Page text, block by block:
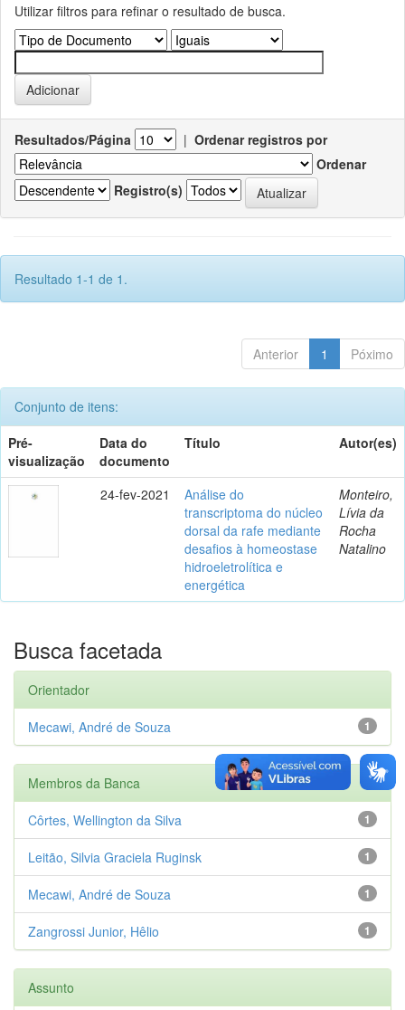
Utilizar filtros para refinar o resultado de busca.
Resultados/Página | Ordenar registros por
Ordenar
Registro(s)
Resultado 1-1 de 1.
Anterior 1 Póximo
Conjunto de itens:
Pré-
visualização
Data do
documento
Título Autor(es)
24-fev-2021
Análise do
transcriptoma do núcleo
dorsal da rafe mediante
desafios à homeostase
hidroeletrolítica e
energética
Monteiro,
Lívia da
Rocha
Natalino
Busca facetada
Orientador
1
Mecawi, André de Souza
Membros da Banca
1
Côrtes, Wellington da Silva
1
Leitão, Silvia Graciela Ruginsk
1
Mecawi, André de Souza
1
Zangrossi Junior, Hêlio
Assunto